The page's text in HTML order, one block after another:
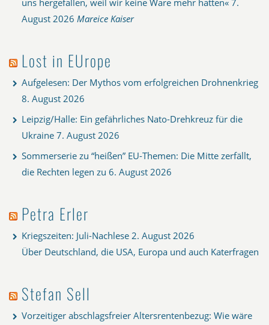
uns hergefallen, weil wir keine Ware mehr hatten« 7.
August 2026 Mareice Kaiser
Lost in EUrope
Aufgelesen: Der Mythos vom erfolgreichen Drohnenkrieg
8. August 2026
Leipzig/Halle: Ein gefährliches Nato-Drehkreuz für die
Ukraine 7. August 2026
Sommerserie zu “heißen” EU-Themen: Die Mitte zerfällt,
die Rechten legen zu 6. August 2026
Petra Erler
Kriegszeiten: Juli-Nachlese 2. August 2026
Über Deutschland, die USA, Europa und auch Katerfragen
Stefan Sell
Vorzeitiger abschlagsfreier Altersrentenbezug: Wie wäre